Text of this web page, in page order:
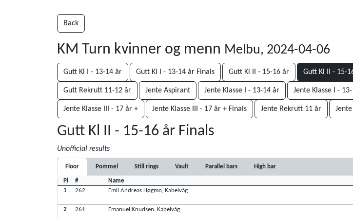
Back
KM Turn kvinner og menn Melbu, 2024-04-06
Gutt Kl I - 13-14 år Gutt Kl I - 13-14 år Finals Gutt Kl II - 15-16 år Gutt Kl II - 15-
Gutt Rekrutt 11-12 år Jente Aspirant Jente Klasse I - 13-14 år Jente Klasse I -
Jente Klasse III - 17 år + Jente Klasse III - 17 år + Finals Jente Rekrutt 11 år
Gutt Kl II - 15-16 år Finals
Unofficial results
Floor Pommel Still rings Vault Parallel bars High bar
Pl # Name
1
262
Emil Andreas Høgmo, Kabelvåg
2
261
Emanuel Knudsen, Kabelvåg